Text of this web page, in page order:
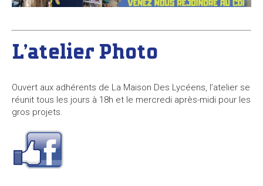
L’atelier Photo
Ouvert aux adhérents de La Maison Des Lycéens, l’atelier se
réunit tous les jours à 18h et le mercredi après-midi pour les
gros projets.